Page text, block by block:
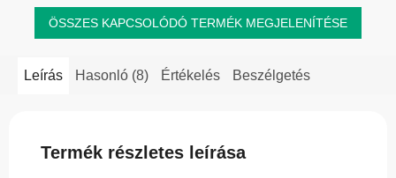
ÖSSZES KAPCSOLÓDÓ TERMÉK MEGJELENÍTÉSE
Leírás Hasonló (8) Értékelés Beszélgetés
Termék részletes leírása